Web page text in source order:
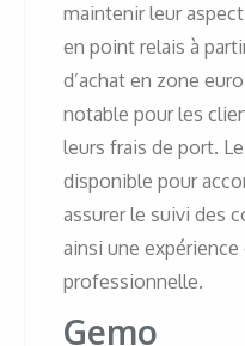
maintenir leur
en point relais à
d’achat en zone
notable pour les
leurs frais de port.
disponible pour
assurer le suivi des
ainsi une expérience
professionnelle.
Gemo